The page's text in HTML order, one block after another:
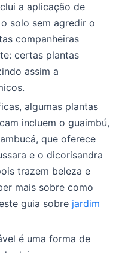
a aplicação de
solo sem agredir o
companheiras
certas plantas
assim a
algumas plantas
incluem o guaimbú,
que oferece
e o dicorisandra
trazem beleza e
mais sobre como
guia sobre jardim
é uma forma de